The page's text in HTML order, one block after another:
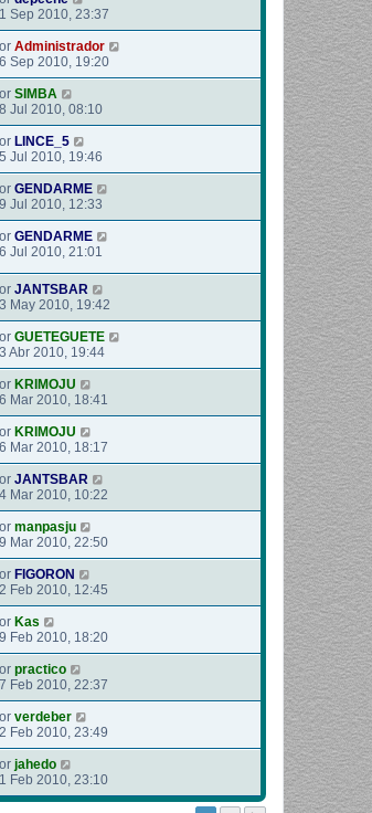
Sep 2010, 23:37
Administrador
Sep 2010, 19:20
SIMBA
Jul 2010, 08:10
LINCE_5
Jul 2010, 19:46
GENDARME
Jul 2010, 12:33
GENDARME
Jul 2010, 21:01
JANTSBAR
May 2010, 19:42
GUETEGUETE
Abr 2010, 19:44
KRIMOJU
Mar 2010, 18:41
KRIMOJU
Mar 2010, 18:17
JANTSBAR
Mar 2010, 10:22
manpasju
Mar 2010, 22:50
FIGORON
Feb 2010, 12:45
Kas
Feb 2010, 18:20
practico
Feb 2010, 22:37
verdeber
Feb 2010, 23:49
jahedo
Feb 2010, 23:10